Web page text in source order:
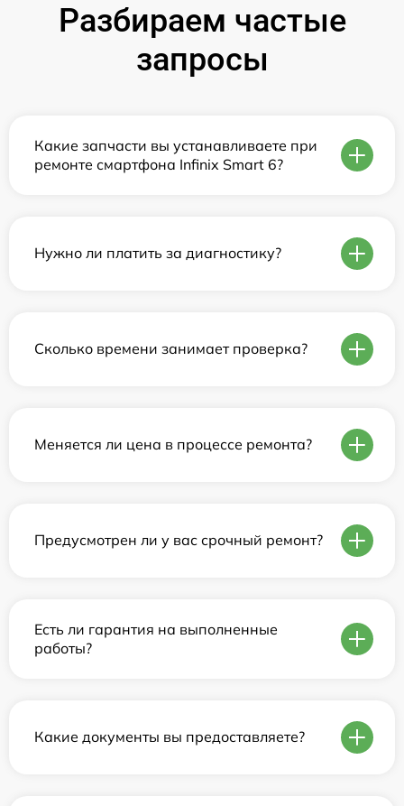
Разбираем частые
запросы
Какие запчасти вы устанавливаете при
ремонте смартфона Infinix Smart 6?
Нужно ли платить за диагностику?
Сколько времени занимает проверка?
Меняется ли цена в процессе ремонта?
Предусмотрен ли у вас срочный ремонт?
Есть ли гарантия на выполненные
работы?
Какие документы вы предоставляете?